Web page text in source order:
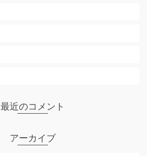
最近のコメント
アーカイブ